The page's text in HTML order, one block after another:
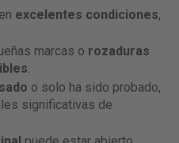
excelentes condiciones,
marcas o rozaduras
.
o solo ha sido probado,
significativas de